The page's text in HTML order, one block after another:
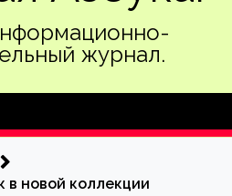
журнал.
в новой коллекции